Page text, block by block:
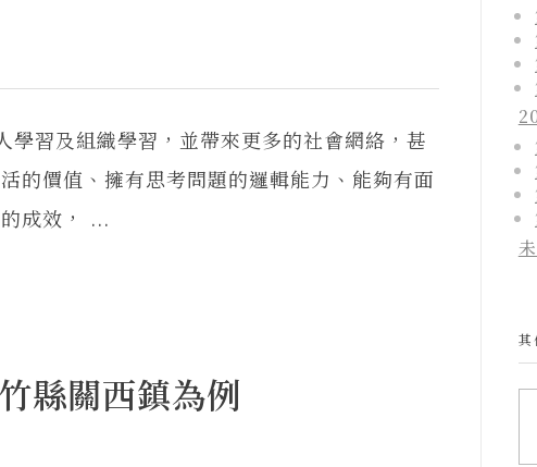
習及組織學習，並帶來更多的社會網絡，甚
的價值、擁有思考問題的邏輯能力、能夠有面
成效， ...
縣關西鎮為例
其